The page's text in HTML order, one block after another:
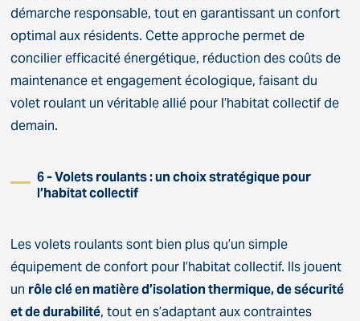
démarche responsable, tout en garantissant un confort
optimal aux résidents. Cette approche permet de
concilier efficacité énergétique, réduction des coûts de
maintenance et engagement écologique, faisant du
volet roulant un véritable allié pour l’habitat collectif de
demain.
6 - Volets roulants : un choix stratégique pour
l’habitat collectif
Les volets roulants sont bien plus qu’un simple
équipement de confort pour l’habitat collectif. Ils jouent
un rôle clé en matière d’isolation thermique, de sécurité
et de durabilité, tout en s’adaptant aux contraintes